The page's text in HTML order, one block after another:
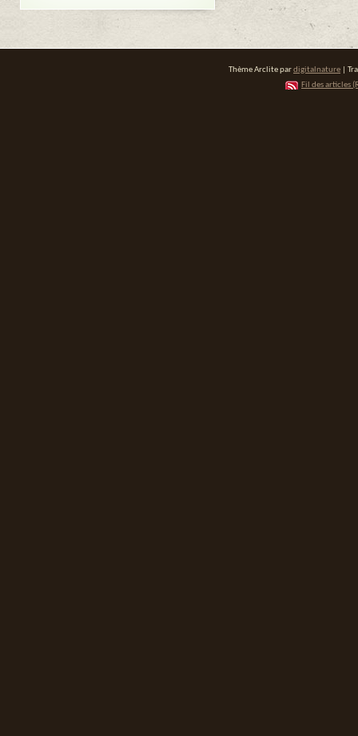
Thème Arclite pardigitalnature |
Fil des articles